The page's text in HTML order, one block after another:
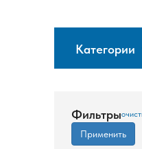
Категории
Фильтры